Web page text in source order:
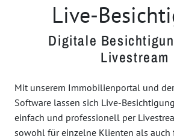
Live-
Digitale
Livestream
Mit unserem Immobilienportal und
Software lassen sich Live-
einfach und professionell per
sowohl für einzelne Klienten als auch